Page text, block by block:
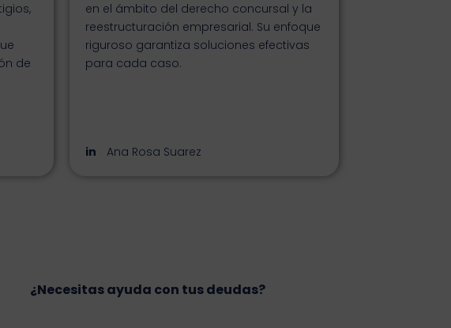
de
en el ámbito del derecho concursal y la
reestructuración empresarial. Su enfoque
riguroso garantiza soluciones efectivas
para cada caso.
Ana Rosa Suarez
¿Necesitas ayuda con tus deudas?